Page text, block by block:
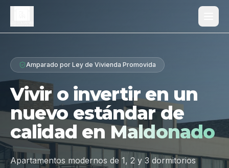
Proyecto
Diferenciales
Tipologías
Galería
Ubicación
Amparado por Ley de Vivienda Promovida
Vivir o invertir en un
nuevo estándar de
calidad en Maldonado
Apartamentos modernos de 1, 2 y 3 dormitorios